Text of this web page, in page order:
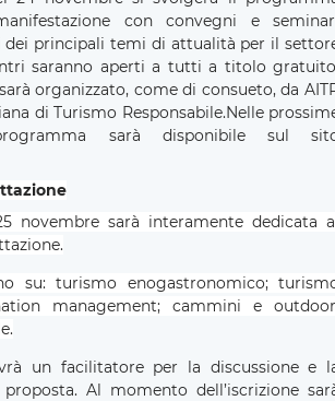
con convegni e
dei principali temi di attualità per il
saranno aperti a tutti a titolo
organizzato, come di consueto, da
di Turismo Responsabile.Nelle
sarà disponibile sul
novembre sarà interamente dedicata
su: turismo enogastronomico;
management; cammini e
un facilitatore per la discussione e
Al momento dell’iscrizione